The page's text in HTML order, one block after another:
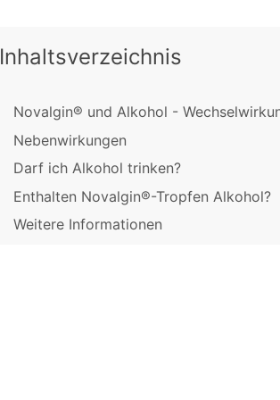
Inhaltsverzeichnis
Novalgin® und Alkohol -
Nebenwirkungen
Darf ich Alkohol trinken?
Enthalten Novalgin®-Tropfen Alkohol?
Weitere Informationen